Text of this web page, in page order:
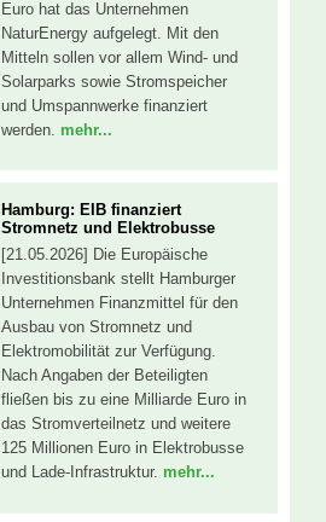
Euro hat das Unternehmen
NaturEnergy aufgelegt. Mit den
Mitteln sollen vor allem Wind- und
Solarparks sowie Stromspeicher
und Umspannwerke finanziert
werden. mehr...
Hamburg: EIB finanziert
Stromnetz und Elektrobusse
[21.05.2026] Die Europäische
Investitionsbank stellt Hamburger
Unternehmen Finanzmittel für den
Ausbau von Stromnetz und
Elektromobilität zur Verfügung.
Nach Angaben der Beteiligten
fließen bis zu eine Milliarde Euro in
das Stromverteilnetz und weitere
125 Millionen Euro in Elektrobusse
und Lade-Infrastruktur. mehr...